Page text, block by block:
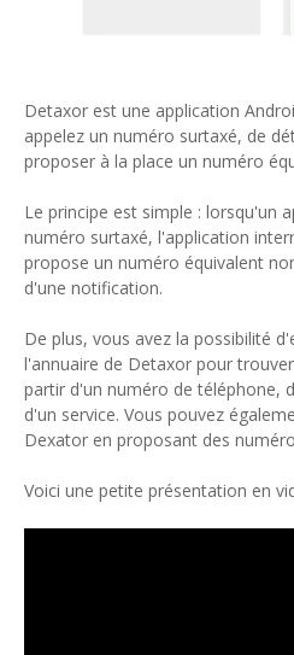
Detaxor est une application
appelez un numéro surtaxé, de
proposer à la place un numéro
Le principe est simple : lorsqu'un
numéro surtaxé, l'application
propose un numéro équivalent
d'une notification.
De plus, vous avez la possibilité
l'annuaire de Detaxor pour
partir d'un numéro de téléphone,
d'un service. Vous pouvez
Dexator en proposant des
Voici une petite présentation en